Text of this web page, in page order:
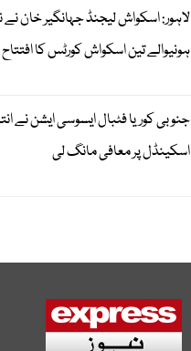
لاہور: اسکواش لیجنڈ جہانگیر خان نے
ہونیوالے تین اسکواش کورٹس کا افتتاح
جنوبی کوریا فٹبال ایسوسی ایشن نے
اسکینڈل پر معافی مانگ لی